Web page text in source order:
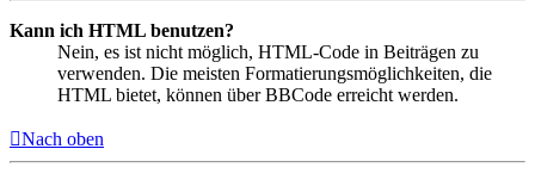
Kann ich HTML benutzen?
Nein, es ist nicht möglich, HTML-Code in Beiträgen zu
verwenden. Die meisten Formatierungsmöglichkeiten, die
HTML bietet, können über BBCode erreicht werden.
Nach oben